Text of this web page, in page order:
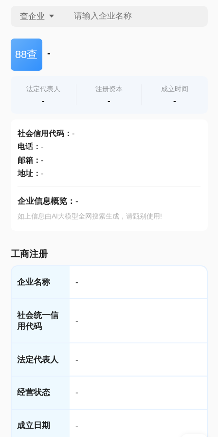
查企业
查企业
查产地
88查 -
法定代表人
-
注册资本
-
成立时间
-
社会信用代码： -
电话： -
邮箱： -
地址： -
企业信息概览： -
如上信息由AI大模型全网搜索生成，请甄别使用!
工商注册
企业名称 -
社会统一信
用代码
-
法定代表人 -
经营状态 -
成立日期 -